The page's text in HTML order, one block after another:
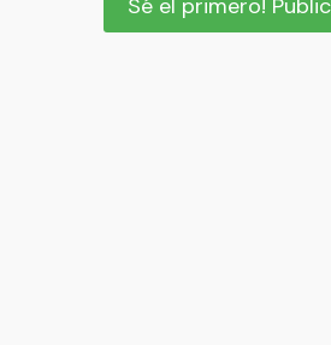
Sé el primero!